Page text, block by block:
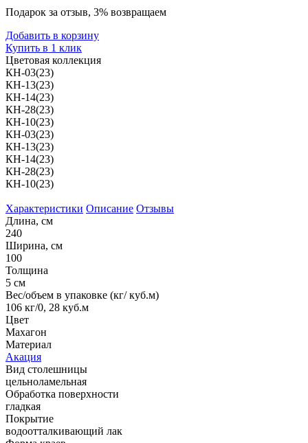
Подарок за отзыв, 3% возвращаем
Добавить в корзину
Купить в 1 клик
Цветовая коллекция
КН-03(23)
КН-13(23)
КН-14(23)
КН-28(23)
КН-10(23)
КН-03(23)
КН-13(23)
КН-14(23)
КН-28(23)
КН-10(23)
Характеристики Описание Отзывы
Длина, см
240
Ширина, см
100
Толщина
5 см
Вес/объем в упаковке (кг/ куб.м)
106 кг/0, 28 куб.м
Цвет
Махагон
Материал
Акация
Вид столешницы
цельноламельная
Обработка поверхности
гладкая
Покрытие
водоотталкивающий лак